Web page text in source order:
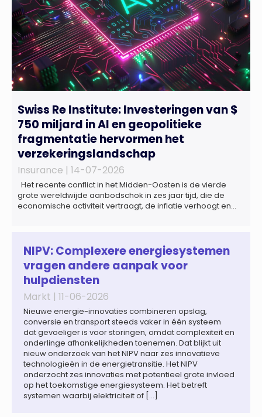
Swiss Re Institute: Investeringen van $
750 miljard in AI en geopolitieke
fragmentatie hervormen het
verzekeringslandschap
Insurance | 14-07-2026
Het recente conflict in het Midden-Oosten is de vierde
grote wereldwijde aanbodschok in zes jaar tijd, die de
economische activiteit vertraagt, de inflatie verhoogt en
wereldwijd naar verwachting afnemen tot 1,3% in reële
NIPV: Complexere energiesystemen
vragen andere aanpak voor
hulpdiensten
Markt | 11-06-2026
Nieuwe energie-innovaties combineren opslag,
conversie en transport steeds vaker in één systeem
dat gevoeliger is voor storingen, omdat complexiteit en
onderlinge afhankelijkheden toenemen. Dat blijkt uit
nieuw onderzoek van het NIPV naar zes innovatieve
technologieën in de energietransitie. Het NIPV
onderzocht zes innovaties met potentieel grote invloed
op het toekomstige energiesysteem. Het betreft
systemen waarbij elektriciteit of […]